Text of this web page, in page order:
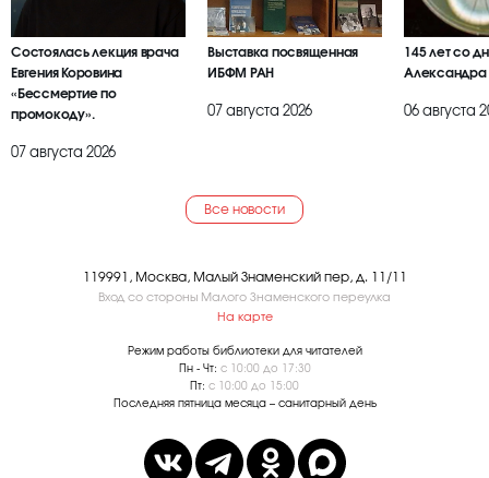
Состоялась лекция врача
Евгения Коровина
«Бессмертие по
промокоду».
07 августа 2026
Выставка посвященная
ИБФМ РАН
07 августа 2026
145 лет со
Александра
06 августа
Все новости
119991, Москва, Малый Знаменский пер, д. 11/11
Вход со стороны Малого Знаменского переулка
На карте
Режим работы библиотеки для читателей
Пн - Чт: с 10:00 до 17:30
Пт: с 10:00 до 15:00
Последняя пятница месяца – санитарный день